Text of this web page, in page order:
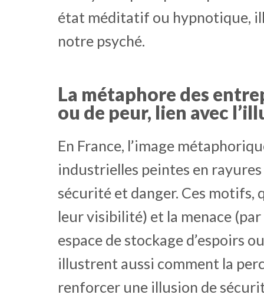
état méditatif ou hypnotique,
notre psyché.
La métaphore des
ou de peur, lien avec
En France, l’image
industrielles peintes en
sécurité et danger. Ces motifs,
leur visibilité) et la menace
espace de stockage d’espoirs
illustrent aussi comment la
renforcer une illusion de